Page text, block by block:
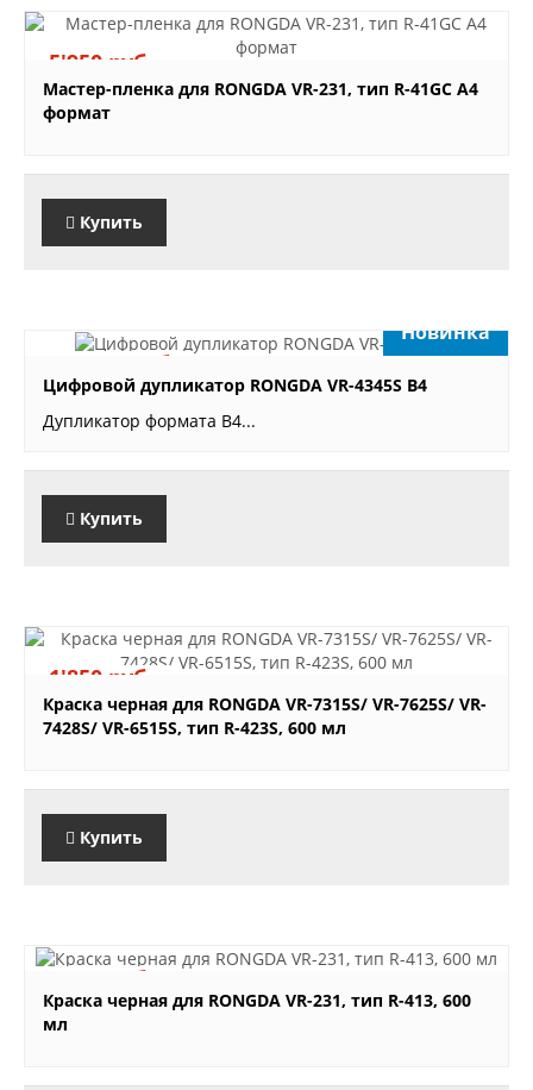
5'950 руб.
Мастер-пленка для RONGDA VR-231, тип R-41GC A4
формат
Купить
696'000 руб.
Новинка
Цифровой дупликатор RONGDA VR-4345S B4
Дупликатор формата B4...
Купить
1'850 руб.
Краска черная для RONGDA VR-7315S/ VR-7625S/ VR-
7428S/ VR-6515S, тип R-423S, 600 мл
Купить
1'850 руб.
Краска черная для RONGDA VR-231, тип R-413, 600
мл